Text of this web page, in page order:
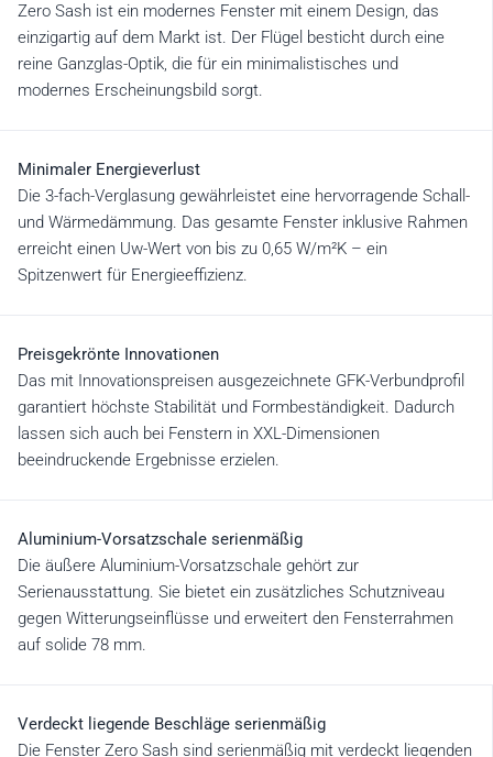
Zero Sash ist ein modernes Fenster mit einem Design, das
einzigartig auf dem Markt ist. Der Flügel besticht durch eine
reine Ganzglas-Optik, die für ein minimalistisches und
modernes Erscheinungsbild sorgt.
Minimaler Energieverlust
Die 3-fach-Verglasung gewährleistet eine hervorragende Schall-
und Wärmedämmung. Das gesamte Fenster inklusive Rahmen
erreicht einen Uw-Wert von bis zu 0,65 W/m²K – ein
Spitzenwert für Energieeffizienz.
Preisgekrönte Innovationen
Das mit Innovationspreisen ausgezeichnete GFK-Verbundprofil
garantiert höchste Stabilität und Formbeständigkeit. Dadurch
lassen sich auch bei Fenstern in XXL-Dimensionen
beeindruckende Ergebnisse erzielen.
Aluminium-Vorsatzschale serienmäßig
Die äußere Aluminium-Vorsatzschale gehört zur
Serienausstattung. Sie bietet ein zusätzliches Schutzniveau
gegen Witterungseinflüsse und erweitert den Fensterrahmen
auf solide 78 mm.
Verdeckt liegende Beschläge serienmäßig
Die Fenster Zero Sash sind serienmäßig mit verdeckt liegenden